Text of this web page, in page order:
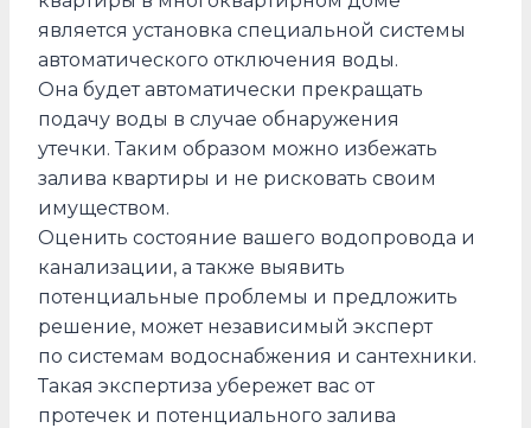
является установка специальной системы
автоматического отключения воды.
Она будет автоматически прекращать
подачу воды в случае обнаружения
утечки. Таким образом можно избежать
залива квартиры и не рисковать своим
имуществом.
Оценить состояние вашего водопровода и
канализации, а также выявить
потенциальные проблемы и предложить
решение, может независимый эксперт
по системам водоснабжения и сантехники.
Такая экспертиза убережет вас от
протечек и потенциального залива